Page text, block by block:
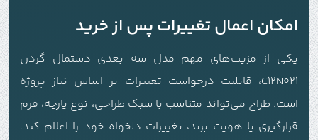
امکان اعمال تغییرات پس از خرید
یکی از مزیت‌های مهم مدل سه بعدی دستمال گردن
C12N021، قابلیت درخواست تغییرات بر اساس نیاز پروژه
است. طراح می‌تواند متناسب با سبک طراحی، نوع پارچه، فرم
قرارگیری یا هویت برند، تغییرات دلخواه خود را اعلام کند.